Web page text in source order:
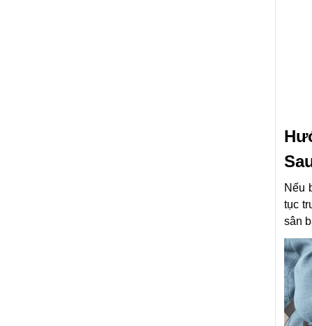
Nếu
tục
sân